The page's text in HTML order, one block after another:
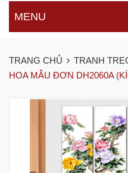
MENU
TRANG CHỦ TRANH
HOA MẪU ĐƠN DH2060A